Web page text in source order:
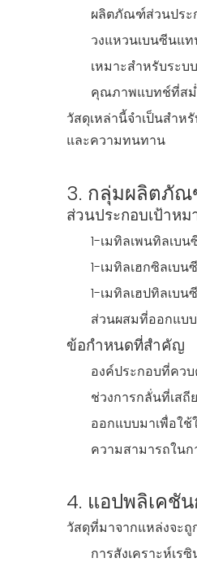
ผลิตภัณฑ์ส่วนประ
วงแหวนเบนซีนแ
เหมาะสำหรับระบ
คุณภาพแบทช์ที่สม่
วัสดุเหล่านี้จำเป็นสำห
และความทนทาน
3. กลุ่มผลิตภัณ
ส่วนประกอบเป้าหม
1-เมทิลเพนทิลเบน
1-เมทิลเฮกซิลเบน
1-เมทิลเฮปทิลเบน
ส่วนผสมที่ออกแบ
ข้อกำหนดที่สำคัญ
องค์ประกอบที่คว
ช่วงการกลั่นที่เสถี
ออกแบบมาเพื่อใช้
ความสามารถใน
4. แอปพลิเคชั
วัสดุที่มาจากแหล่งจะถู
การสังเคราะห์เร